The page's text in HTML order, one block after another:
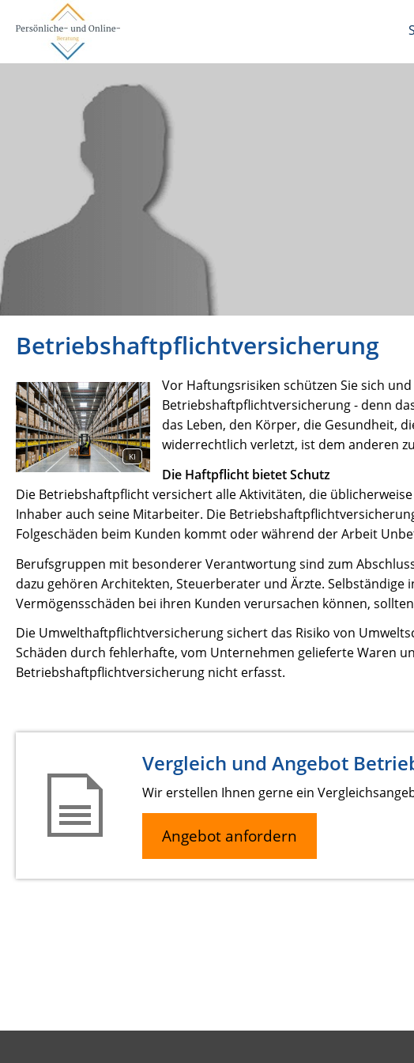
Betriebshaftpflichtversicherung
KI
Vor Haftungsrisiken schützen Sie sich
Betriebshaftpflichtversicherung - denn
das Leben, den Körper, die Gesundheit,
widerrechtlich verletzt, ist dem anderen
Die Haftpflicht bietet Schutz
Die Betriebshaftpflicht versichert alle Aktivitäten, die
Inhaber auch seine Mitarbeiter. Die
Folgeschäden beim Kunden kommt oder während der Arbeit
Berufsgruppen mit besonderer Verantwortung sind zum
dazu gehören Architekten, Steuerberater und Ärzte.
Vermögensschäden bei ihren Kunden verursachen können,
Die Umwelthaftpflichtversicherung sichert das Risiko von
Schäden durch fehlerhafte, vom Unternehmen gelieferte Waren
Betriebshaftpflichtversicherung nicht erfasst.
Vergleich und Angebot
Wir erstellen Ihnen gerne ein
Angebot anfordern